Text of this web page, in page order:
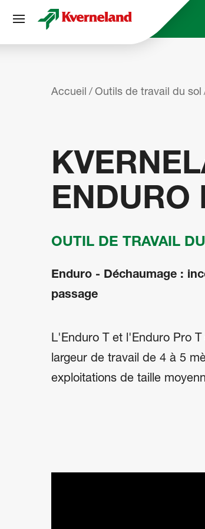
Accueil Outils de travail du sol
ENDURO
OUTIL DE TRAVAIL
Enduro - Déchaumage :
passage
L'Enduro T et l'Enduro Pro
largeur de travail de 4 à 5
exploitations de taille